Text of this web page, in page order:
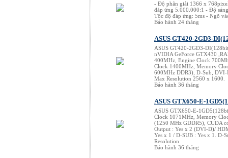
- Độ phân giải 1366 x
đáp ứng 5.000.000:1 - Độ
Tốc độ đáp ứng: 5ms - Ngõ
Bảo hành 24 tháng
ASUS GT420-2GD3-
ASUS GT420-2GD3-
nVIDIA GeForce GTX430
400MHz, Engine Clock
Clock 1400MHz, Memory
600MHz DDR3), D-Sub,
Max Resolution 2560 x 1600.
Bảo hành 36 tháng
ASUS GTX650-E-
ASUS GTX650-E-
Clock 1071MHz, Memory
(1250 MHz GDDR5), CUDA
Output : Yes x 2 (DVI-D)/
Yes x 1 / D-SUB : Yes x 1. D-
Resolution
Bảo hành 36 tháng